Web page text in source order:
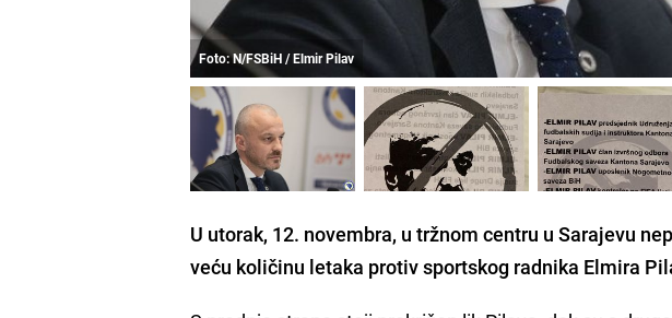
Foto: N/FSBiH / Elmir Pilav
U utorak, 12. novembra, u tržnom centru u Sarajevu
veću količinu letaka protiv sportskog radnika Elmira